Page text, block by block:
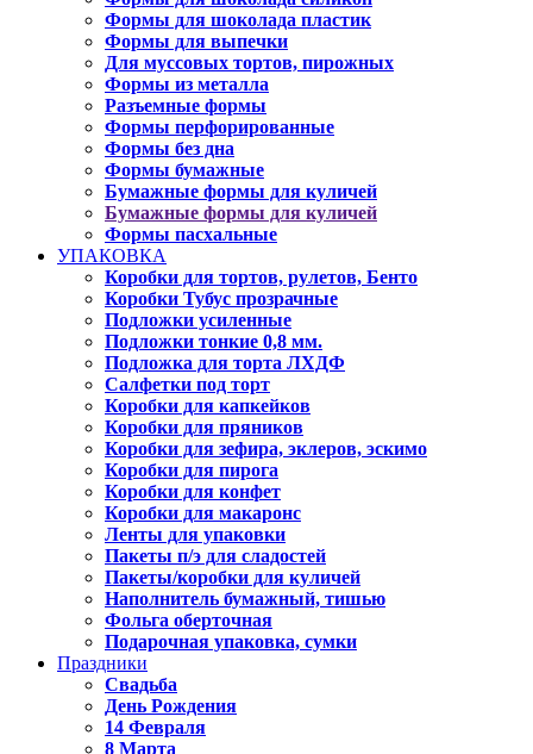
Формы для шоколада пластик
Формы для выпечки
Для муссовых тортов, пирожных
Формы из металла
Разъемные формы
Формы перфорированные
Формы без дна
Формы бумажные
Бумажные формы для куличей
Бумажные формы для куличей
Формы пасхальные
УПАКОВКА
Коробки для тортов, рулетов, Бенто
Коробки Тубус прозрачные
Подложки усиленные
Подложки тонкие 0,8 мм.
Подложка для торта ЛХДФ
Салфетки под торт
Коробки для капкейков
Коробки для пряников
Коробки для зефира, эклеров, эскимо
Коробки для пирога
Коробки для конфет
Коробки для макаронс
Ленты для упаковки
Пакеты п/э для сладостей
Пакеты/коробки для куличей
Наполнитель бумажный, тишью
Фольга оберточная
Подарочная упаковка, сумки
Праздники
Свадьба
День Рождения
14 Февраля
8 Марта